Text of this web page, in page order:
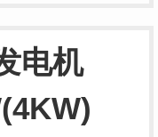
电机